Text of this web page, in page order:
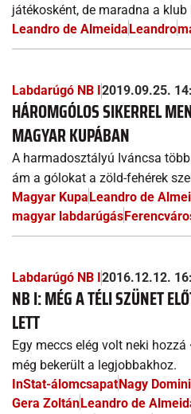
játékosként, de maradna a klub
Leandro de AlmeidaLeandro
Labdarúgó NB I2019.09.25.
HÁROMGÓLOS SIKERREL
MAGYAR KUPÁBAN
A harmadosztályú Iváncsa
ám a gólokat a zöld-fehérek
Magyar KupaLeandro de
magyar labdarúgás
Labdarúgó NB I2016.12.12.
NB I: MÉG A TÉLI SZÜNET
LETT
Egy meccs elég volt neki
még bekerült a legjobbakhoz.
InStat-álomcsapatNagy
Gera ZoltánLeandro de